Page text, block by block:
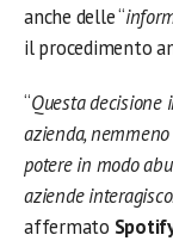
anche delle “
il procedimento
“Questa decisione
azienda,
potere in modo
aziende
affermato